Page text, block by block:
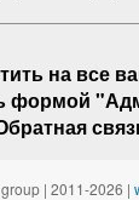
на все
формой
| 2011-2026 |